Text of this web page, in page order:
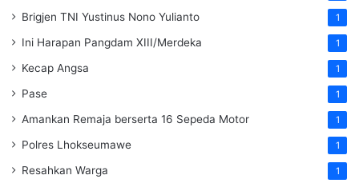
Brigjen TNI Yustinus Nono Yulianto 1
Ini Harapan Pangdam XIII/Merdeka 1
Kecap Angsa 1
Pase 1
Amankan Remaja berserta 16 Sepeda Motor 1
Polres Lhokseumawe 1
Resahkan Warga 1